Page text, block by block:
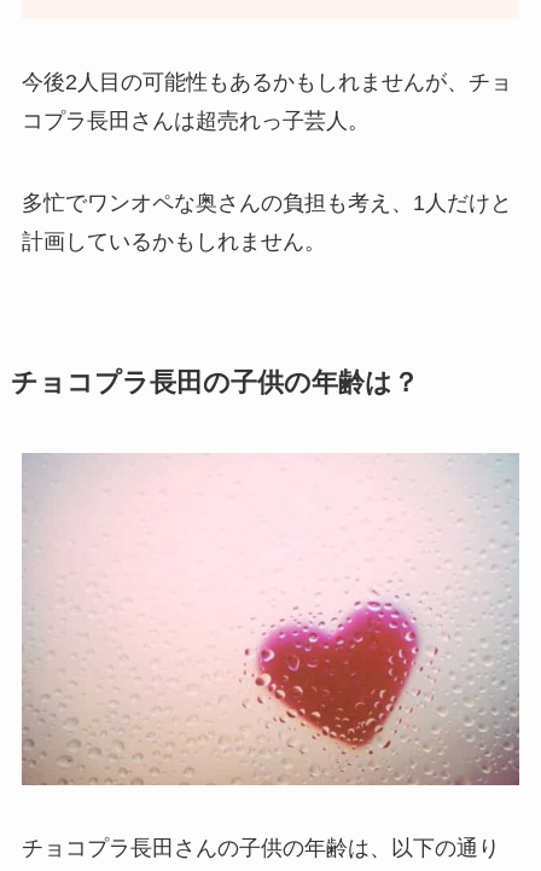
今後2人目の可能性もあるかもしれませんが、チョ
コプラ長田さんは超売れっ子芸人。
多忙でワンオペな奥さんの負担も考え、1人だけと
計画しているかもしれません。
チョコプラ長田の子供の年齢は？
チョコプラ長田さんの子供の年齢は、以下の通り